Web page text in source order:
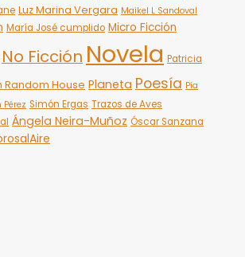
Luz Marina Vergara Maikel L Sandoval
María José cumplido Micro Ficción
No Ficción Novela Patricia
Random House Planeta Poesía Pía
Simón Ergas Trazos de Aves
Ángela Neira-Muñoz Óscar Sanzana